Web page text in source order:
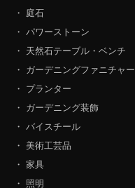
・ 庭石
・ パワーストーン
・ 天然石テーブル・ベンチ
・ ガーデニングファニチャー
・ プランター
・ ガーデニング装飾
・ バイスチール
・ 美術工芸品
・ 家具
・ 照明